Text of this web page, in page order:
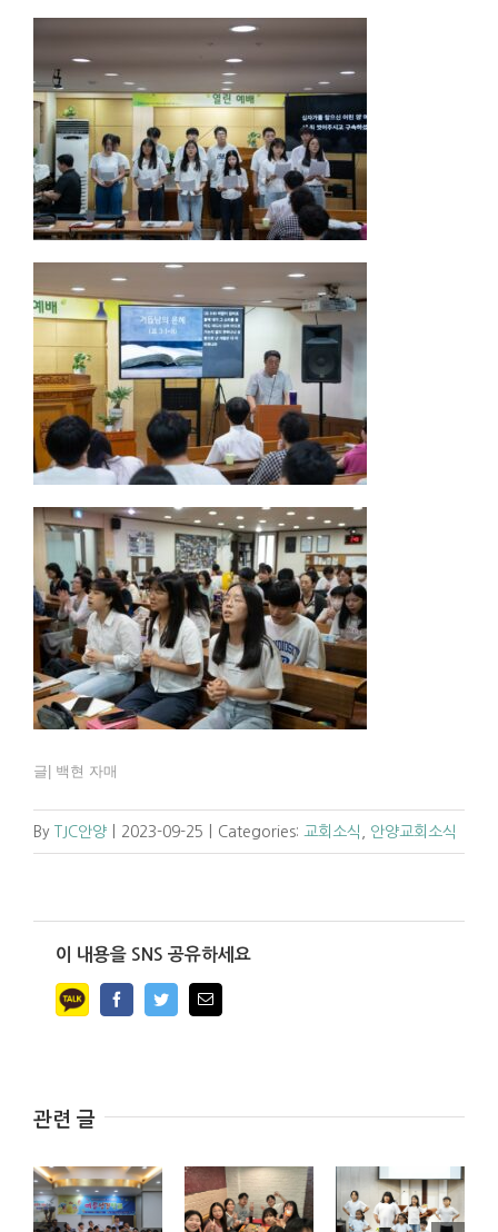
글| 백현 자매
By TJC안양 2023-09-25 Categories: 교회소식 안양교회소식
이 내용을 SNS 공유하세요
FacebookTwitterEmail
관련 글